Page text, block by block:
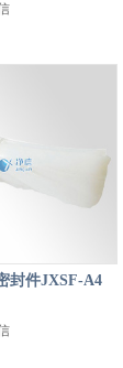
封件JXSF-A4